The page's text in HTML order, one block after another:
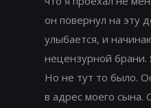
он повернул на эту
улыбается, и
нецензурной брани.
Но не тут то было.
в адрес моего сына.